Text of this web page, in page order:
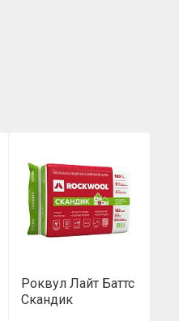
Роквул Лайт Баттс
Скандик